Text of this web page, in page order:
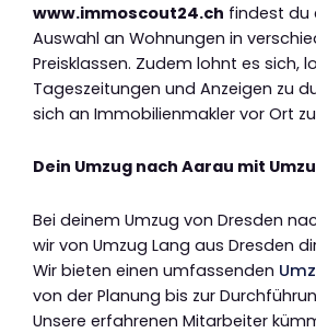
www.immoscout24.ch findest du
Auswahl an Wohnungen in
Preisklassen. Zudem lohnt es sich,
Tageszeitungen und Anzeigen zu
sich an Immobilienmakler vor Ort
Dein Umzug nach Aarau mit
Bei deinem Umzug von Dresden
wir von Umzug Lang aus Dresden
Wir bieten einen umfassenden
von der Planung bis zur
Unsere erfahrenen Mitarbeiter